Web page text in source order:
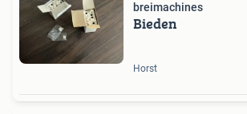
breimachines
Bieden
Horst